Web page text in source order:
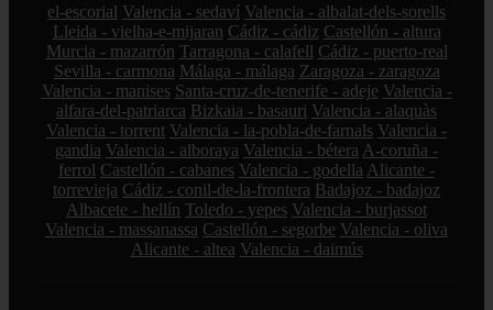
el-escorial Valencia - sedaví Valencia - albalat-dels-sorells
Lleida - vielha-e-mijaran Cádiz - cádiz Castellón - altura
Murcia - mazarrón Tarragona - calafell Cádiz - puerto-real
Sevilla - carmona Málaga - málaga Zaragoza - zaragoza
Valencia - manises Santa-cruz-de-tenerife - adeje Valencia -
alfara-del-patriarca Bizkaia - basauri Valencia - alaquàs
Valencia - torrent Valencia - la-pobla-de-farnals Valencia -
gandia Valencia - alboraya Valencia - bétera A-coruña -
ferrol Castellón - cabanes Valencia - godella Alicante -
torrevieja Cádiz - conil-de-la-frontera Badajoz - badajoz
Albacete - hellín Toledo - yepes Valencia - burjassot
Valencia - massanassa Castellón - segorbe Valencia - oliva
Alicante - altea Valencia - daimús